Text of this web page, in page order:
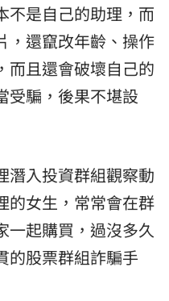
不是自己的助理，而
，還竄改年齡、操作
而且還會破壞自己的
受騙，後果不堪設
潛入投資群組觀察動
的女生，常常會在群
一起購買，過沒多久
的股票群組詐騙手